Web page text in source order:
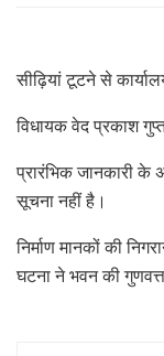
सीढ़ियां टूटने से
विधायक वेद प्रकाश
प्रारंभिक जानकारी के
सूचना नहीं है।
निर्माण मानकों की
घटना ने भवन की